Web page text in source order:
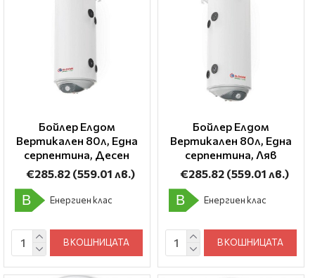
Бойлер Елдом
Вертикален 80л, Една
серпентина, Десен
€285.82 (559.01 лв.)
B Енергиен клас
В КОШНИЦАТА
Бойлер Елдом
Вертикален 80л, Една
серпентина, Ляв
€285.82 (559.01 лв.)
B Енергиен клас
В КОШНИЦАТА